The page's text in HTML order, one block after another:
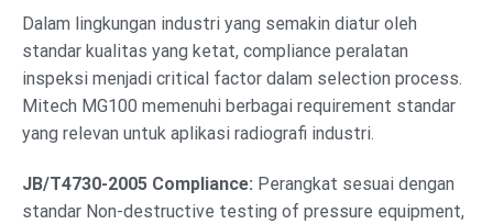
Dalam lingkungan industri yang semakin diatur oleh
standar kualitas yang ketat, compliance peralatan
inspeksi menjadi critical factor dalam selection process.
Mitech MG100 memenuhi berbagai requirement standar
yang relevan untuk aplikasi radiografi industri.
JB/T4730-2005 Compliance: Perangkat sesuai dengan
standar Non-destructive testing of pressure equipment,